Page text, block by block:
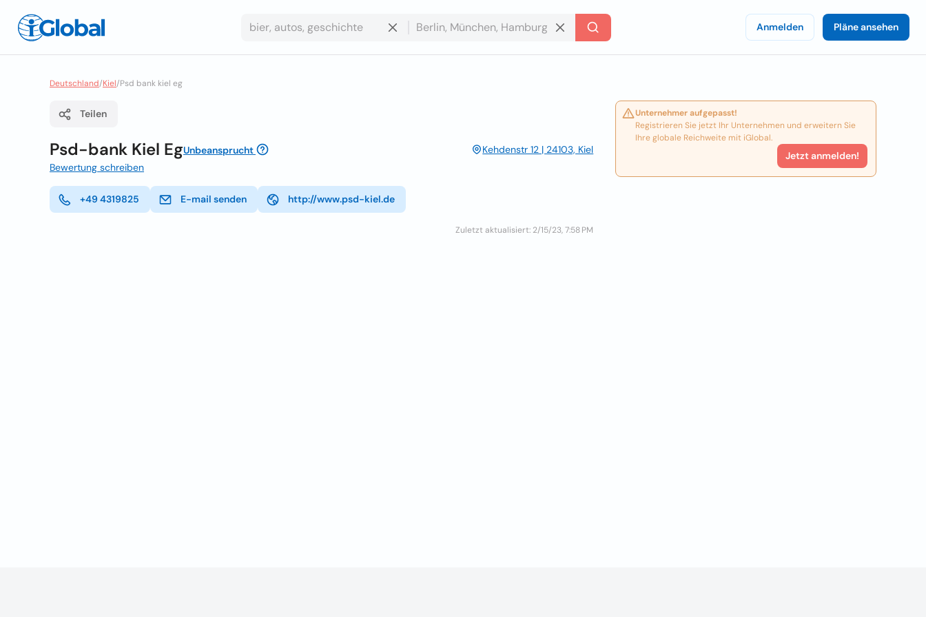
Anmelden Pläne ansehen
Deutschland/Kiel/Psd bank kiel eg
Teilen
Psd-bank Kiel EgUnbeansprucht
Kehdenstr 12 | 24103, Kiel
Bewertung schreiben
+49 4319825 E-mail senden http://www.psd-kiel.de
Zuletzt aktualisiert: 2/15/23, 7:58 PM
Unternehmer aufgepasst!
Registrieren Sie jetzt Ihr Unternehmen und erweitern Sie
Ihre globale Reichweite mit iGlobal.
Jetzt anmelden!